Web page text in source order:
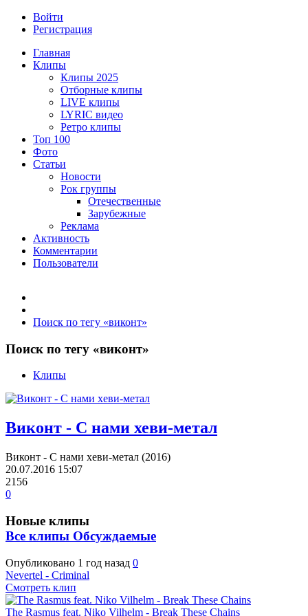
Войти
Регистрация
Главная
Клипы
Клипы 2025
Отборные клипы
LIVE клипы
LYRIC видео
Ретро клипы
Топ 100
Фото
Статьи
Новости
Рок группы
Отечественные
Зарубежные
Реклама
Активность
Комментарии
Пользователи
Поиск по тегу «виконт»
Поиск по тегу «виконт»
Клипы
Виконт - С нами хеви-метал
Виконт - С нами хеви-метал (2016)
20.07.2016 15:07
2156
0
Новые клипы
Все клипы Обсуждаемые
Опубликовано 1 год назад 0
Nevertel - Criminal
Смотреть клип
The Rasmus feat. Niko Vilhelm - Break These Chains